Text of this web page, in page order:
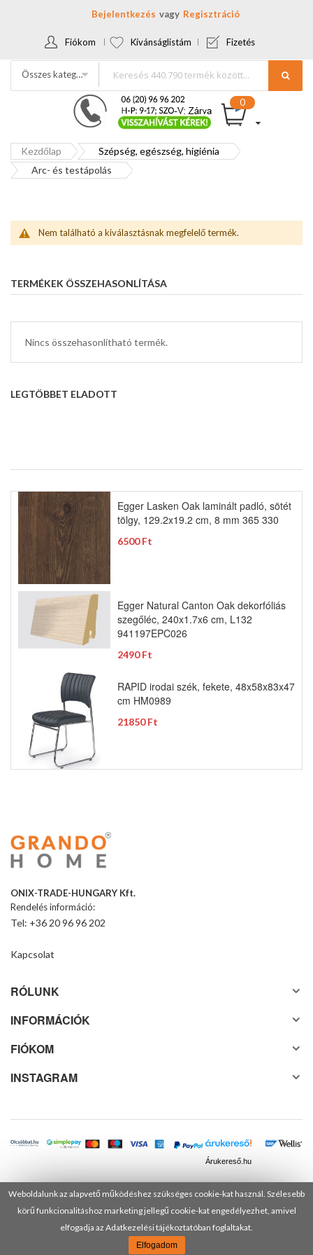
Weboldalunk az alapvető működéshez szükséges cookie-kat használ. Szélesebb
körű funkcionalitáshoz marketing jellegű cookie-kat engedélyezhet, amivel
elfogadja az Adatkezelési tájékoztatóban foglaltakat.
Elfogadom
Bejelentkezés Regisztráció
Fiókom Kívánságlistám Fizetés
Összes kategória
Kezdőlap
Szépség, egészség, higiénia
Arc- és testápolás
Nem található a kiválasztásnak megfelelő termék.
TERMÉKEK ÖSSZEHASONLÍTÁSA
Nincs összehasonlítható termék.
LEGTÖBBET ELADOTT
Egger Lasken Oak laminált padló, sötét
tölgy, 129.2x19.2 cm, 8 mm 365 330
6500 Ft
Egger Natural Canton Oak dekorfóliás
szegőléc, 240x1.7x6 cm, L132
941197EPC026
2490 Ft
RAPID irodai szék, fekete, 48x58x83x47
cm HM0989
21850 Ft
ONIX-TRADE-HUNGARY Kft.
Rendelés információ:
Tel: +36 20 96 96 202
Kapcsolat
RÓLUNK
INFORMÁCIÓK
FIÓKOM
INSTAGRAM
Árukereső.hu
© 2025 Minden jog fenntartva! DANUSA Hungary Kft.